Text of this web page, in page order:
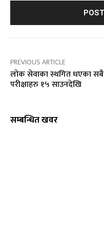
PREVIOUS ARTICLE
लोक सेवाका स्थगित धएका सबै
परीक्षाहरु १५ साउनदेखि
सम्बन्धित खवर